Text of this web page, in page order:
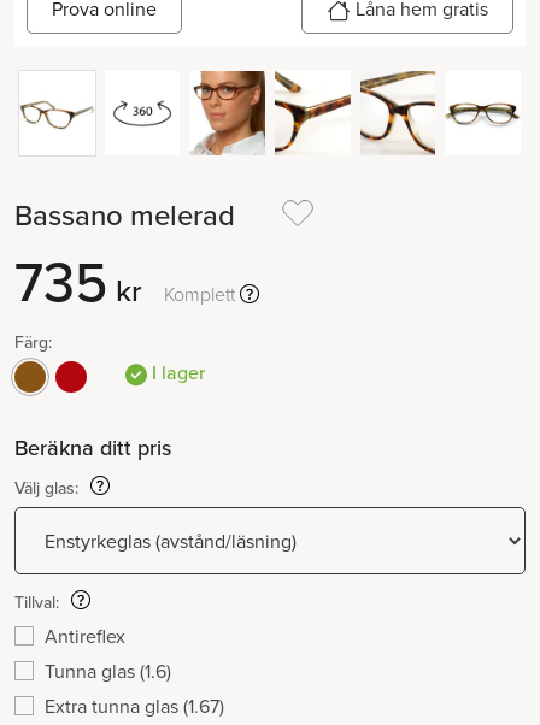
Prova online Låna hem gratis
Bassano melerad
735 kr Komplett
Färg:
I lager
Beräkna ditt pris
Välj glas:
Tillval:
Antireflex
Tunna glas (1.6)
Extra tunna glas (1.67)